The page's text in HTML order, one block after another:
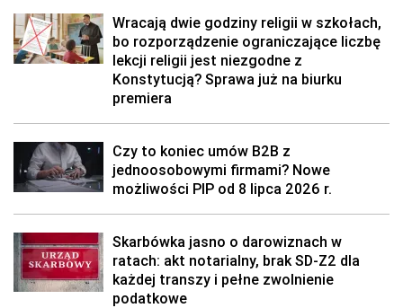
Wracają dwie godziny religii w szkołach,
bo rozporządzenie ograniczające liczbę
lekcji religii jest niezgodne z
Konstytucją? Sprawa już na biurku
premiera
Czy to koniec umów B2B z
jednoosobowymi firmami? Nowe
możliwości PIP od 8 lipca 2026 r.
Skarbówka jasno o darowiznach w
ratach: akt notarialny, brak SD-Z2 dla
każdej transzy i pełne zwolnienie
podatkowe